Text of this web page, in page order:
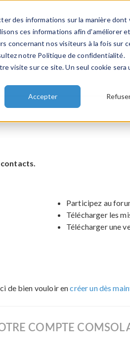
des informations sur la manière dont
ces informations afin d'améliorer
concernant nos visiteurs à la fois sur
notre Politique de confidentialité.
visite sur ce site. Un seul cookie sera
Accepter
VIDEOS
Participez au
Télécharger les
Télécharger une
de bien vouloir encréer un dès
COMPTE COMSOL